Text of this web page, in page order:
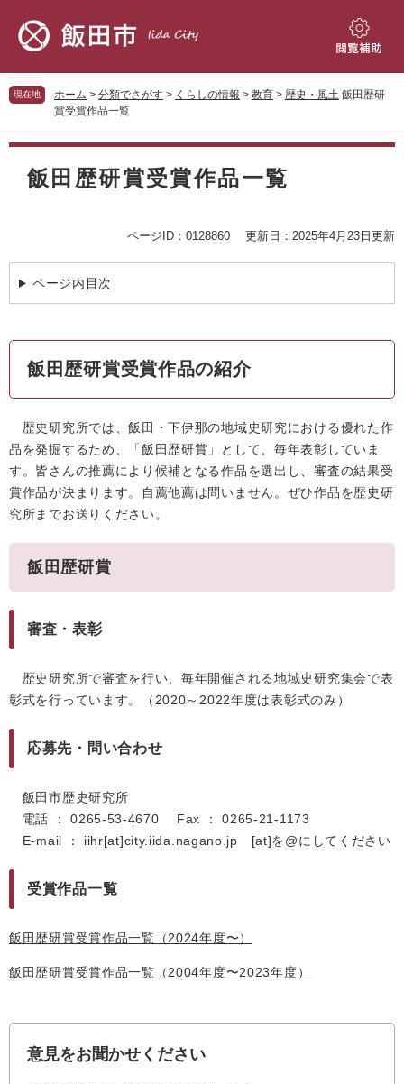
先
頭
す。
を
飛
し
閲
補
現在地 ホーム > 分類でさがす > くらしの情報 > 教育 > 歴史・風土 飯田歴研
賞受賞作品一覧
本
飯田歴研賞受賞作品一覧
ページID：0128860 更新日：2025年4月23日更新
ページ内目次
飯田歴研賞受賞作品の紹介
歴史研究所では、飯田・下伊那の地域史研究における優れた作
品を発掘するため、「飯田歴研賞」として、毎年表彰していま
す。皆さんの推薦により候補となる作品を選出し、審査の結果受
賞作品が決まります。自薦他薦は問いません。ぜひ作品を歴史研
究所までお送りください。
飯田歴研賞
審査・表彰
歴史研究所で審査を行い、毎年開催される地域史研究集会で表
彰式を行っています。（2020～2022年度は表彰式のみ）
応募先・問い合わせ
飯田市歴史研究所
電話 ： 0265‐53‐4670 Fax ： 0265-21-1173
E-mail ： iihr[at]city.iida.nagano.jp [at]を@にしてください
受賞作品一覧
飯田歴研賞受賞作品一覧（2024年度〜）
飯田歴研賞受賞作品一覧（2004年度〜2023年度）
意見をお聞かせください